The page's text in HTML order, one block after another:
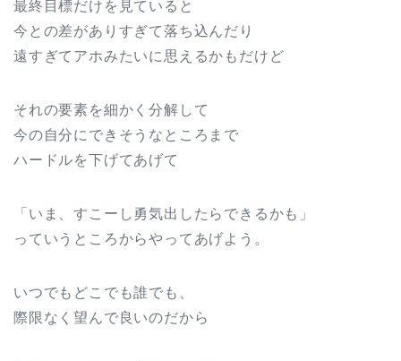
最終目標だけを見ていると
今との差がありすぎて落ち込んだり
遠すぎてアホみたいに思えるかもだけど
それの要素を細かく分解して
今の自分にできそうなところまで
ハードルを下げてあげて
「いま、すこーし勇気出したらできるかも」
っていうところからやってあげよう。
いつでもどこでも誰でも、
際限なく望んで良いのだから